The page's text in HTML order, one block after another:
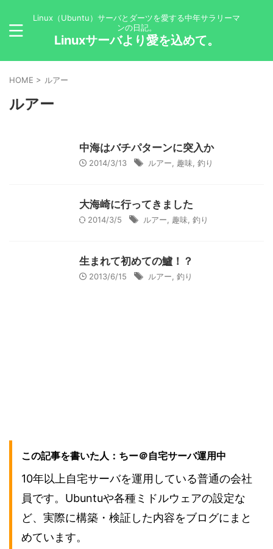
Linux（Ubuntu）サーバとダーツを愛する中年サラリーマ
ンの日記。
Linuxサーバより愛を込めて。
HOME > ルアー
ルアー
中海はバチパターンに突入か
2014/3/13 ルアー 趣味 釣り
大海崎に行ってきました
2014/3/5 ルアー 趣味 釣り
生まれて初めての鱸！？
2013/6/15 ルアー 釣り
この記事を書いた人：ちー＠自宅サーバ運用中
10年以上自宅サーバを運用している普通の会社
員です。Ubuntuや各種ミドルウェアの設定な
ど、実際に構築・検証した内容をブログにまと
めています。